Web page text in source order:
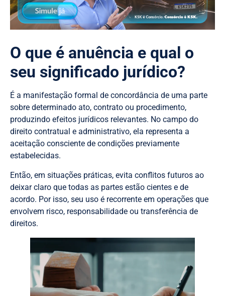
O que é anuência e qual o
seu significado jurídico?
É a manifestação formal de concordância de uma parte
sobre determinado ato, contrato ou procedimento,
produzindo efeitos jurídicos relevantes. No campo do
direito contratual e administrativo, ela representa a
aceitação consciente de condições previamente
estabelecidas.
Então, em situações práticas, evita conflitos futuros ao
deixar claro que todas as partes estão cientes e de
acordo. Por isso, seu uso é recorrente em operações que
envolvem risco, responsabilidade ou transferência de
direitos.